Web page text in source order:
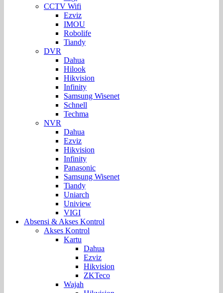
CCTV Wifi
Ezviz
IMOU
Robolife
Tiandy
DVR
Dahua
Hilook
Hikvision
Infinity
Samsung Wisenet
Schnell
Techma
NVR
Dahua
Ezviz
Hikvision
Infinity
Panasonic
Samsung Wisenet
Tiandy
Uniarch
Uniview
VIGI
Absensi & Akses Kontrol
Akses Kontrol
Kartu
Dahua
Ezviz
Hikvision
ZKTeco
Wajah